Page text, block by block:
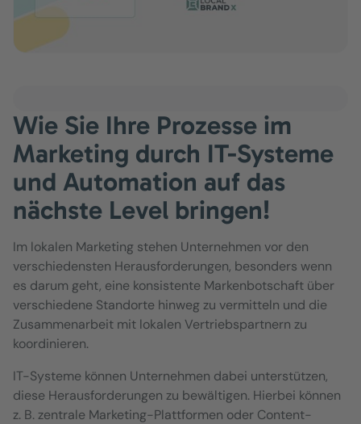
Wie Sie Ihre Prozesse im
Marketing durch IT-Systeme
und Automation auf das
nächste Level bringen!
Im lokalen Marketing stehen Unternehmen vor den
verschiedensten Herausforderungen, besonders wenn
es darum geht, eine konsistente Markenbotschaft über
verschiedene Standorte hinweg zu vermitteln und die
Zusammenarbeit mit lokalen Vertriebspartnern zu
koordinieren.
IT-Systeme können Unternehmen dabei unterstützen,
diese Herausforderungen zu bewältigen. Hierbei können
z. B. zentrale Marketing-Plattformen oder Content-